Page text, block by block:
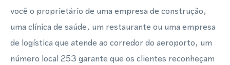
você o proprietário de uma empresa de construção,
uma clínica de saúde, um restaurante ou uma empresa
de logística que atende ao corredor do aeroporto, um
número local 253 garante que os clientes reconheçam